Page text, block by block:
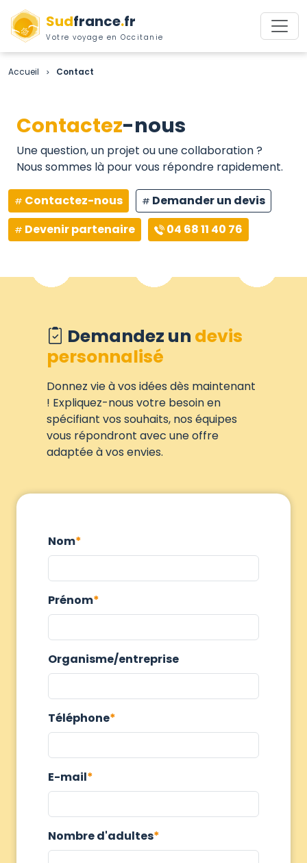
Sudfrance.fr
Votre voyage en Occitanie
Accueil > Contact
Contactez-nous
Une question, un projet ou une collaboration ?
Nous sommes là pour vous répondre rapidement.
Contactez-nous
Demander un devis
Devenir partenaire
04 68 11 40 76
Demandez un devis
personnalisé
Donnez vie à vos idées dès maintenant
! Expliquez-nous votre besoin en
spécifiant vos souhaits, nos équipes
vous répondront avec une offre
adaptée à vos envies.
Nom
Prénom
Organisme/entreprise
Téléphone
E-mail
Nombre d'adultes